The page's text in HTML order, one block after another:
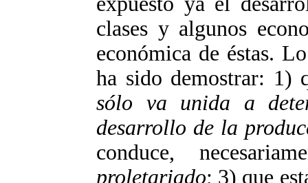
clases y algunos
económica de éstas.
ha sido demostrar: 1)
sólo va unida a
desarrollo de la
conduce,
proletariado; 3) que